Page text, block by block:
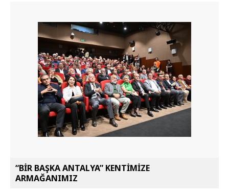
“BİR BAŞKA ANTALYA” KENTİMİZE
ARMAĞANIMIZ